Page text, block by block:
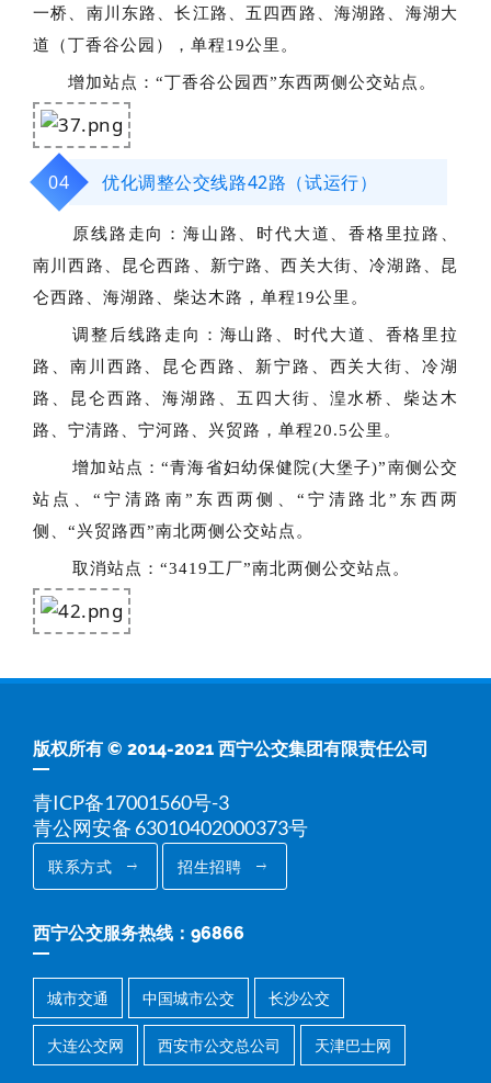
一桥、南川东路、长江路、五四西路、海湖路、海湖大
道（丁香谷公园），单程19公里。
增加站点： “丁香谷公园西”东西两侧公交站点。
04 优化调整公交线路42路（试运行）
原线路走向： 海山路、时代大道、香格里拉路、
南川西路、昆仑西路、新宁路、西关大街、冷湖路、昆
仑西路、海湖路、柴达木路，单程19公里。
调整后线路走向： 海山路、时代大道、香格里拉
路、南川西路、昆仑西路、新宁路、西关大街、冷湖
路、昆仑西路、海湖路、五四大街、湟水桥、柴达木
路、宁清路、宁河路、兴贸路，单程20.5公里。
增加站点：“青海省妇幼保健院(大堡子)”南侧公交
站点、“宁清路南”东西两侧、“宁清路北”东西两
侧、“兴贸路西”南北两侧公交站点。
取消站点：“3419工厂”南北两侧公交站点。
版权所有 © 2014-2021 西宁公交集团有限责任公司
青ICP备17001560号-3
青公网安备 63010402000373号
联系方式 招生招聘
西宁公交服务热线：96866
城市交通 中国城市公交 长沙公交
大连公交网 西安市公交总公司 天津巴士网